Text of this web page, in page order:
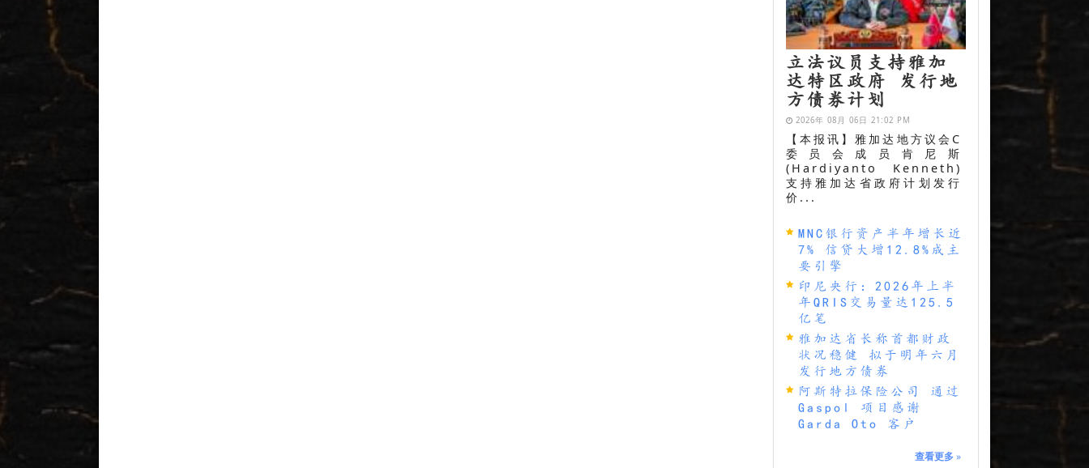
立法议员支持雅加
达特区政府 发行地
方债券计划
2026年 08月 06日 21:02 PM
【本报讯】雅加达地方议会C
委员会成员肯尼斯
(Hardiyanto Kenneth)
支持雅加达省政府计划发行
价...
MNC银行资产半年增长近
7% 信贷大增12.8%成主
要引擎
印尼央行：2026年上半
年QRIS交易量达125.5
亿笔
雅加达省长称首都财政
状况稳健 拟于明年六月
发行地方债券
阿斯特拉保险公司 通过
Gaspol 项目感谢
Garda Oto 客户
查看更多 »